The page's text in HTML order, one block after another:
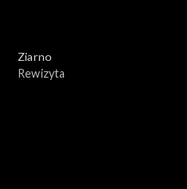
Ziarno
Rewizyta